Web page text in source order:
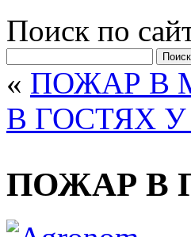
Поиск по
« ПОЖАР В
В ГОСТЯХ
ПОЖАР В